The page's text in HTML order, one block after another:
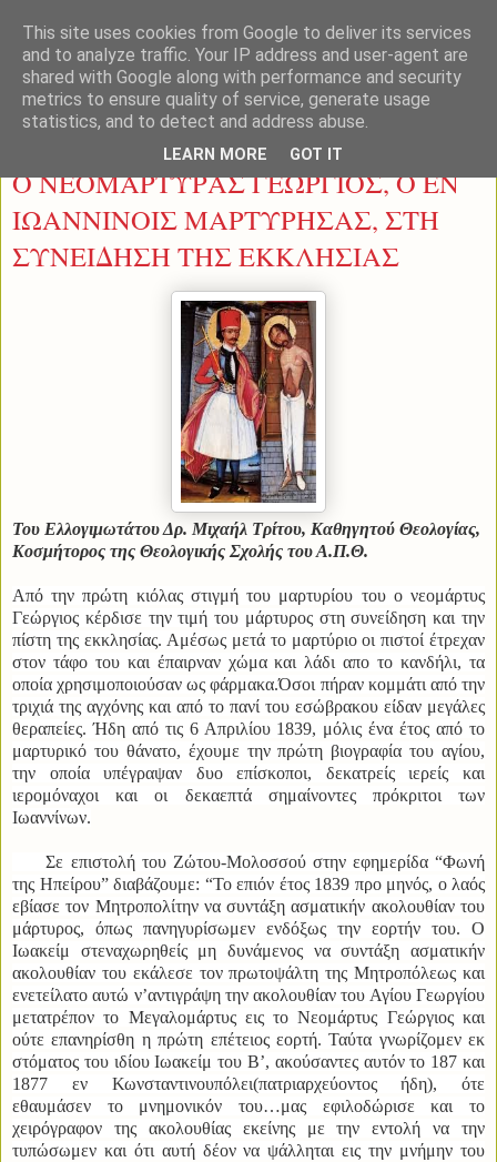
Δευτέρα 24 Φεβρουαρίου 2014
Ο ΝΕΟΜΑΡΤΥΡΑΣ ΓΕΩΡΓΙΟΣ, Ο ΕΝ
ΙΩΑΝΝΙΝΟΙΣ ΜΑΡΤΥΡΗΣΑΣ, ΣΤΗ
ΣΥΝΕΙΔΗΣΗ ΤΗΣ ΕΚΚΛΗΣΙΑΣ
Του Ελλογιμωτάτου Δρ. Μιχαήλ Τρίτου, Καθηγητού Θεολογίας,
Κοσμήτορος της Θεολογικής Σχολής του Α.Π.Θ.
Από την πρώτη κιόλας στιγμή του μαρτυρίου του ο νεομάρτυς
Γεώργιος κέρδισε την τιμή του μάρτυρος στη συνείδηση και την
πίστη της εκκλησίας. Αμέσως μετά το μαρτύριο οι πιστοί έτρεχαν
στον τάφο του και έπαιρναν χώμα και λάδι απο το κανδήλι, τα
οποία χρησιμοποιούσαν ως φάρμακα.Όσοι πήραν κομμάτι από την
τριχιά της αγχόνης και από το πανί του εσώβρακου είδαν μεγάλες
θεραπείες. Ήδη από τις 6 Απριλίου 1839, μόλις ένα έτος από το
μαρτυρικό του θάνατο, έχουμε την πρώτη βιογραφία του αγίου,
την οποία υπέγραψαν δυο επίσκοποι, δεκατρείς ιερείς και
ιερομόναχοι και οι δεκαεπτά σημαίνοντες πρόκριτοι των
Ιωαννίνων.
Σε επιστολή του Ζώτου-Μολοσσού στην εφημερίδα “Φωνή
της Ηπείρου” διαβάζουμε: “Το επιόν έτος 1839 προ μηνός, ο λαός
εβίασε τον Μητροπολίτην να συντάξη ασματικήν ακολουθίαν του
μάρτυρος, όπως πανηγυρίσωμεν ενδόξως την εορτήν του. Ο
Ιωακείμ στεναχωρηθείς μη δυνάμενος να συντάξη ασματικήν
ακολουθίαν του εκάλεσε τον πρωτοψάλτη της Μητροπόλεως και
ενετείλατο αυτώ ν’αντιγράψη την ακολουθίαν του Αγίου Γεωργίου
μετατρέπον το Μεγαλομάρτυς εις το Νεομάρτυς Γεώργιος και
ούτε επανηρίσθη η πρώτη επέτειος εορτή. Ταύτα γνωρίζομεν εκ
στόματος του ιδίου Ιωακείμ του Β’, ακούσαντες αυτόν το 187 και
1877 εν Κωνσταντινουπόλει(πατριαρχεύοντος ήδη), ότε
εθαυμάσεν το μνημονικόν του…μας εφιλοδώρισε και το
χειρόγραφον της ακολουθίας εκείνης με την εντολή να την
τυπώσωμεν και ότι αυτή δέον να ψάλληται εις την μνήμην του
This site uses cookies from Google to deliver its services
and to analyze traffic. Your IP address and user-agent are
shared with Google along with performance and security
metrics to ensure quality of service, generate usage
statistics, and to detect and address abuse.
LEARN MORE GOT IT